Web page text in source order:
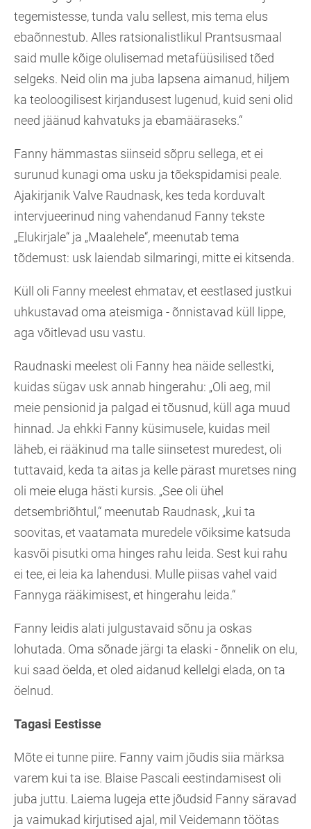
tegemistesse, tunda valu sellest, mis tema elus
ebaõnnestub. Alles ratsionalistlikul Prantsusmaal
said mulle kõige olulisemad metafüüsilised tõed
selgeks. Neid olin ma juba lapsena aimanud, hiljem
ka teoloogilisest kirjandusest lugenud, kuid seni olid
need jäänud kahvatuks ja ebamääraseks.“
Fanny hämmastas siinseid sõpru sellega, et ei
surunud kunagi oma usku ja tõekspidamisi peale.
Ajakirjanik Valve Raudnask, kes teda korduvalt
intervjueerinud ning vahendanud Fanny tekste
„Elukirjale“ ja „Maalehele“, meenutab tema
tõdemust: usk laiendab silmaringi, mitte ei kitsenda.
Küll oli Fanny meelest ehmatav, et eestlased justkui
uhkustavad oma ateismiga - õnnistavad küll lippe,
aga võitlevad usu vastu.
Raudnaski meelest oli Fanny hea näide sellestki,
kuidas sügav usk annab hingerahu: „Oli aeg, mil
meie pensionid ja palgad ei tõusnud, küll aga muud
hinnad. Ja ehkki Fanny küsimusele, kuidas meil
läheb, ei rääkinud ma talle siinsetest muredest, oli
tuttavaid, keda ta aitas ja kelle pärast muretses ning
oli meie eluga hästi kursis. „See oli ühel
detsembriõhtul,“ meenutab Raudnask, „kui ta
soovitas, et vaatamata muredele võiksime katsuda
kasvõi pisutki oma hinges rahu leida. Sest kui rahu
ei tee, ei leia ka lahendusi. Mulle piisas vahel vaid
Fannyga rääkimisest, et hingerahu leida.“
Fanny leidis alati julgustavaid sõnu ja oskas
lohutada. Oma sõnade järgi ta elaski - õnnelik on elu,
kui saad öelda, et oled aidanud kellelgi elada, on ta
öelnud.
Tagasi Eestisse
Mõte ei tunne piire. Fanny vaim jõudis siia märksa
varem kui ta ise. Blaise Pascali eestindamisest oli
juba juttu. Laiema lugeja ette jõudsid Fanny säravad
ja vaimukad kirjutised ajal, mil Veidemann töötas